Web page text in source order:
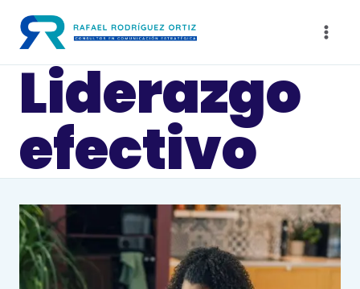
contenido
Liderazgo
efectivo